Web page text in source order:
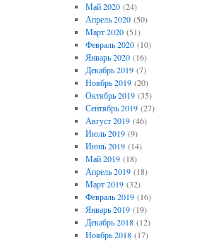
Май 2020(24)
Апрель 2020(50)
Март 2020(51)
Февраль 2020(10)
Январь 2020(16)
Декабрь 2019(7)
Ноябрь 2019(20)
Октябрь 2019(35)
Сентябрь 2019(27)
Август 2019(46)
Июль 2019(9)
Июнь 2019(14)
Май 2019(18)
Апрель 2019(18)
Март 2019(32)
Февраль 2019(16)
Январь 2019(19)
Декабрь 2018(12)
Ноябрь 2018(17)